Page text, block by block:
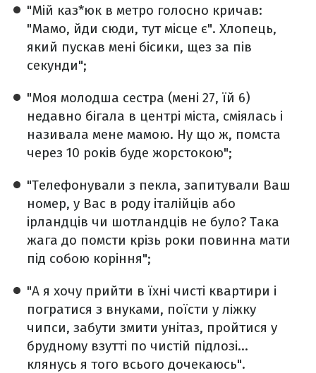
"Мій каз*юк в метро голосно кричав:
"Мамо, йди сюди, тут місце є". Хлопець,
який пускав мені бісики, щез за пів
секунди";
"Моя молодша сестра (мені 27, їй 6)
недавно бігала в центрі міста, сміялась і
називала мене мамою. Ну що ж, помста
через 10 років буде жорстокою";
"Телефонували з пекла, запитували Ваш
номер, у Вас в роду італійців або
ірландців чи шотландців не було? Така
жага до помсти крізь роки повинна мати
під собою коріння";
"А я хочу прийти в їхні чисті квартири і
погратися з внуками, поїсти у ліжку
чипси, забути змити унітаз, пройтися у
брудному взутті по чистій підлозі…
клянусь я того всього дочекаюсь".